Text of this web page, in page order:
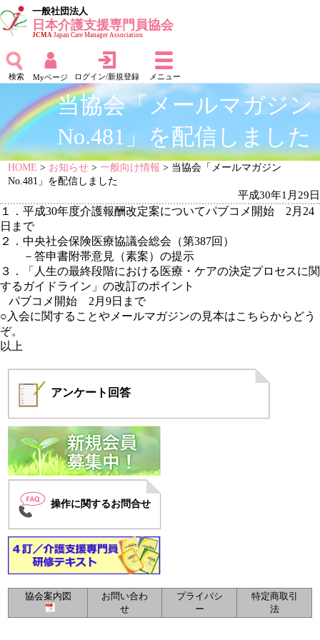
一般社団法人
日本介護支援専門員協会
JCMAJapan Care Manager Association
検索 Myページ ログイン/新規登録 メニュー
当協会「メールマガジン
No.481」を配信しました
HOME > お知らせ >一般向け情報 > 当協会「メールマガジン
No.481」を配信しました
平成30年1月29日
１．平成30年度介護報酬改定案についてパブコメ開始 2月24
日まで
２．中央社会保険医療協議会総会（第387回）
－答申書附帯意見（素案）の提示
３．「人生の最終段階における医療・ケアの決定プロセスに関
するガイドライン」の改訂のポイント
パブコメ開始 2月9日まで
○入会に関することやメールマガジンの見本はこちらからどう
ぞ。
以上
アンケート 回答
操作に関するお問合せ
協会案内図
お問い合わ
せ
プライバシ
ー
特定商取引
法